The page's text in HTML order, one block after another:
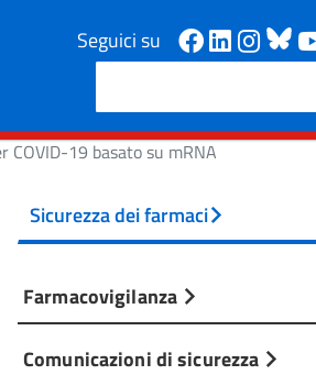
Seguici su Facebook
COVID-19 basato su mRNA
Sicurezza dei farmaci
Farmacovigilanza
Comunicazioni di sicurezza